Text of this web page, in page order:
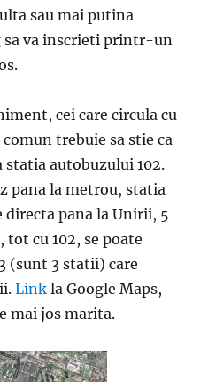
sau mai putina
sa va inscrieti printr-un
cei care circula cu
trebuie sa stie ca
autobuzului 102.
pana la metrou, statia
pana la Unirii, 5
cu 102, se poate
(sunt 3 statii) care
Link la Google Maps,
mai jos marita.